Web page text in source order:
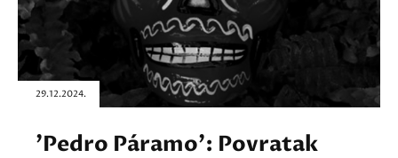
29.12.2024.
'Pedro Páramo': Povratak